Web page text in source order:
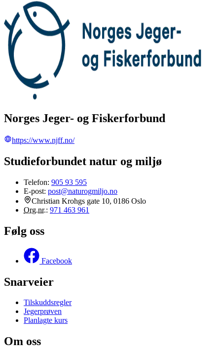
Norges Jeger- og Fiskerforbund
https://www.njff.no/
Studieforbundet natur og miljø
Telefon: 905 93 595
E-post: post@naturogmiljo.no
Christian Krohgs gate 10, 0186 Oslo
Org.nr.: 971 463 961
Følg oss
Facebook
Snarveier
Tilskuddsregler
Jegerprøven
Planlagte kurs
Om oss